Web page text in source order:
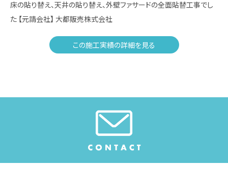
床の貼り替え、天井の貼り替え、外壁ファサードの全面貼替工事でし
た 【元請会社】 大都販売株式会社
この施工実績の詳細を見る